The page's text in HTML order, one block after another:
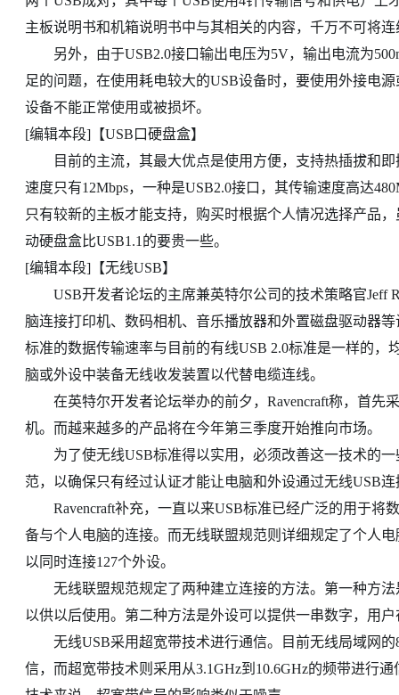
主板说明书和机箱说明书中与其相关的内容，千万不可将
另外，由于USB2.0接口输出电压为5V，输出电流为
足的问题，在使用耗电较大的USB设备时，要使用外接电
设备不能正常使用或被损坏。
[编辑本段]【USB口硬盘盒】
目前的主流，其最大优点是使用方便，支持热插拔和即
速度只有12Mbps，一种是USB2.0接口，其传输速度高达
只有较新的主板才能支持，购买时根据个人情况选择产品
动硬盘盒比USB1.1的要贵一些。
[编辑本段]【无线USB】
USB开发者论坛的主席兼英特尔公司的技术策略官Jeff
脑连接打印机、数码相机、音乐播放器和外置磁盘驱动器
标准的数据传输速率与目前的有线USB 2.0标准是一样的
脑或外设中装备无线收发装置以代替电缆连线。
在英特尔开发者论坛举办的前夕，Ravencraft称，首先
机。而越来越多的产品将在今年第三季度开始推向市场。
为了使无线USB标准得以实用，必须改善这一技术的一
范，以确保只有经过认证才能让电脑和外设通过无线USB
Ravencraft补充，一直以来USB标准已经广泛的用于将
备与个人电脑的连接。而无线联盟规范则详细规定了个人
以同时连接127个外设。
无线联盟规范规定了两种建立连接的方法。第一种方法
以供以后使用。第二种方法是外设可以提供一串数字，用
无线USB采用超宽带技术进行通信。目前无线局域网的
信，而超宽带技术则采用从3.1GHz到10.6GHz的频带进行